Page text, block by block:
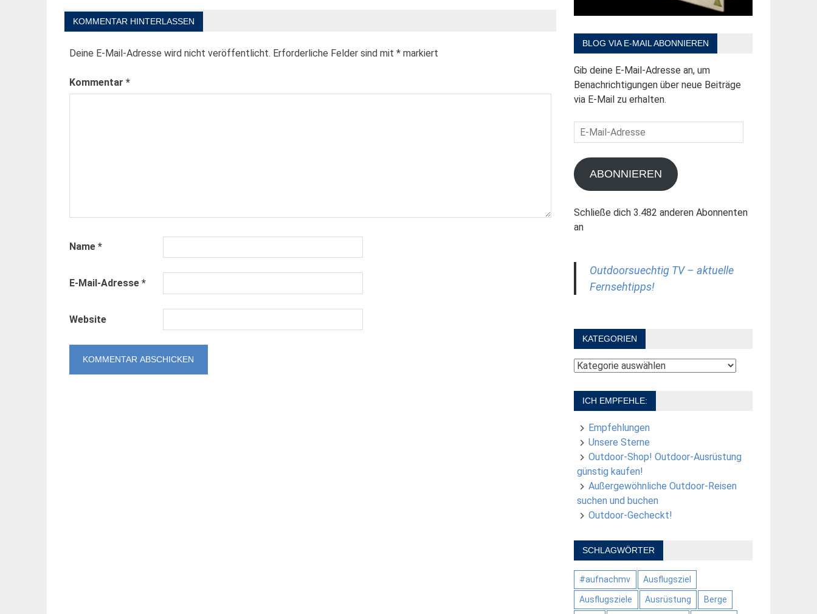
KOMMENTAR HINTERLASSEN
Deine E-Mail-Adresse wird nicht veröffentlicht. Erforderliche Felder sind mit *markiert
Kommentar *
Name *
E-Mail-Adresse *
Website
BLOG VIA E-MAIL ABONNIEREN
Gib deine E-Mail-Adresse an, um
Benachrichtigungen über neue Beiträge
via E-Mail zu erhalten.
E-
Mail-
Adresse
ABONNIEREN
Schließe dich 3.482 anderen Abonnenten
an
Outdoorsuechtig TV – aktuelle
Fernsehtipps!
KATEGORIEN
Kategorien
ICH EMPFEHLE:
Empfehlungen
Unsere Sterne
Outdoor-Shop! Outdoor-Ausrüstung
günstig kaufen!
Außergewöhnliche Outdoor-Reisen
suchen und buchen
Outdoor-Gecheckt!
SCHLAGWÖRTER
#aufnachmv Ausflugsziel
Ausflugsziele Ausrüstung Berge